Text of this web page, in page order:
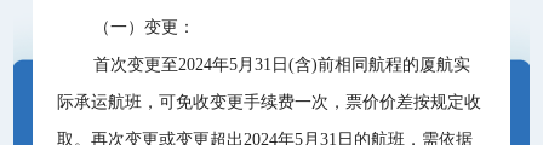
（一）变更：
首次变更至2024年5月31日(含)前相同航程的厦航实
际承运航班，可免收变更手续费一次，票价价差按规定收
取。再次变更或变更超出2024年5月31日的航班，需依据